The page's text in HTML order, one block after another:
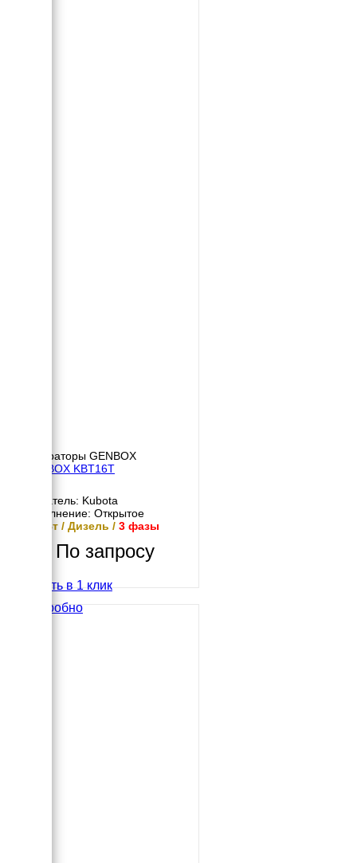
Генераторы GENBOX
GENBOX KBT16T
Двигатель: Kubota
Исполнение: Открытое
16 кВт / Дизель / 3 фазы
По запросу
Купить в 1 клик
Подробно